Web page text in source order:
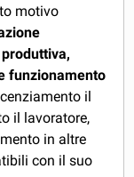
motivo
funzionamento
il
il lavoratore,
in altre
con il suo